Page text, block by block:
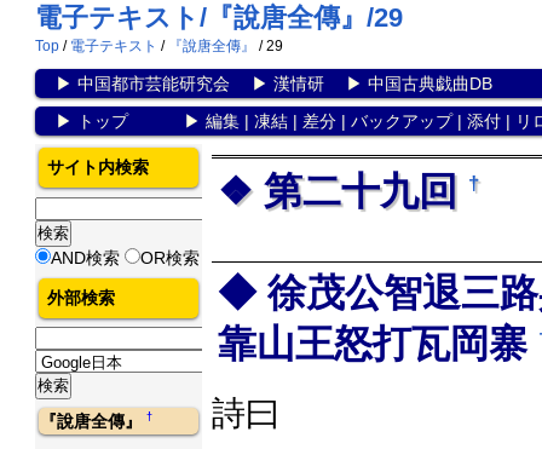
電子テキスト/『說唐全傳』/29
Top / 電子テキスト / 『說唐全傳』 / 29
▶ 中国都市芸能研究会▶ 漢情研▶ 中国古典戯曲DB
▶
トップ▶ 編集| 凍結| 差分| バックアップ| 添付| リ
第二十九回 †
徐茂公智退三
靠山王怒打瓦岡寨
詩曰
サイト内検索
AND検索 OR検索
外部検索
『說唐全傳』†